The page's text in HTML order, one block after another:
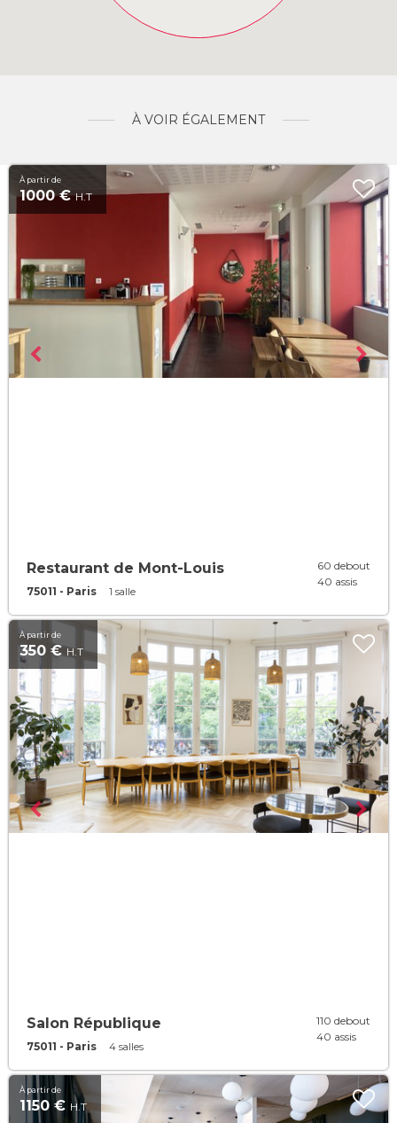
À VOIR ÉGALEMENT
À partir de
1000 €H.T
Restaurant de Mont-Louis
75011 - Paris 1 salle
60 debout
40 assis
À partir de
350 €H.T
Salon République
75011 - Paris 4 salles
110 debout
40 assis
À partir de
1150 € H.T